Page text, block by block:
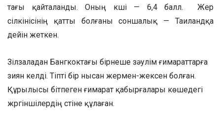
тағы қайталанды. Оның күші — 6,4 балл. Жер
сілкінісінің қатты болғаны соншалық — Таиландқа
дейін жеткен.
Зілзаладан Бангкоктағы бірнеше зәулім ғимараттарға
зиян келді. Тіпті бір нысан жермен-жексен болған.
Құрылысы бітпеген ғимарат қабырғалары көшедегі
жүргіншілердің үстіне құлаған.